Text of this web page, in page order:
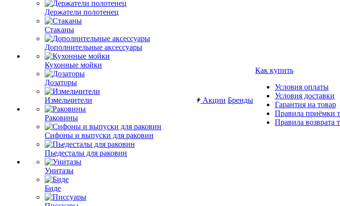
Держатели полотенец
Стаканы
Дополнительные аксессуары
Кухонные мойки
Дозаторы
Измельчители
Раковины
Сифоны и выпуски для раковин
Пьедесталы для раковин
Унитазы
Биде
Акции Бренды
Как купить
Условия оплаты
Условия доставки
Гарантия на товар
Правила приёмки
Правила возврата